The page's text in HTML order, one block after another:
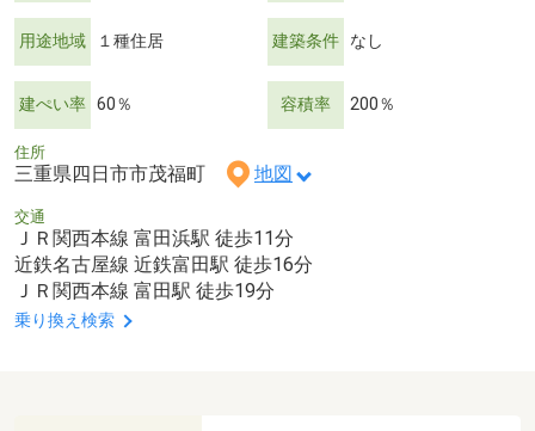
用途地域 １種住居 建築条件 なし
建ぺい率 60％ 容積率 200％
住所
三重県四日市市茂福町 地図
交通
ＪＲ関西本線 富田浜駅 徒歩11分
近鉄名古屋線 近鉄富田駅 徒歩16分
ＪＲ関西本線 富田駅 徒歩19分
乗り換え検索